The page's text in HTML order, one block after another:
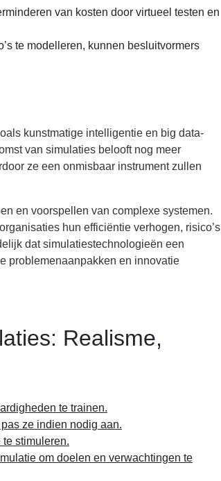
van kosten door virtueel testen en
te modelleren, kunnen besluitvormers
kunstmatige intelligentie en big data-
van simulaties belooft nog meer
ze een onmisbaar instrument zullen
en voorspellen van complexe systemen.
hun efficiëntie verhogen, risico’s
dat simulatiestechnologieën een
problemenaanpakken en innovatie
Realisme,
te trainen.
ze indien nodig aan.
stimuleren.
om doelen en verwachtingen te